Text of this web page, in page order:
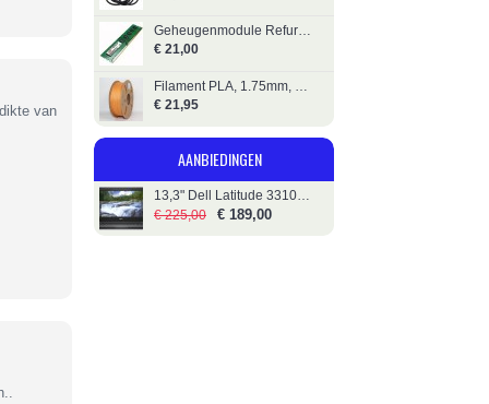
Geheugenmodule Refurbished DDR3 - 8GB - 1333MHz - 1.5V
€ 21,00
Filament PLA, 1.75mm, 1kg, Oranje, Gembird
€ 21,95
AANBIEDINGEN
13,3" Dell Latitude 3310 - i5 - 256GB SSD
€ 225,00
€ 189,00
van